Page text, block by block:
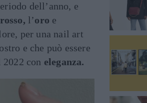
dell’anno, e
rosso, l’oro e
per una nail art
e che può essere
con eleganza.